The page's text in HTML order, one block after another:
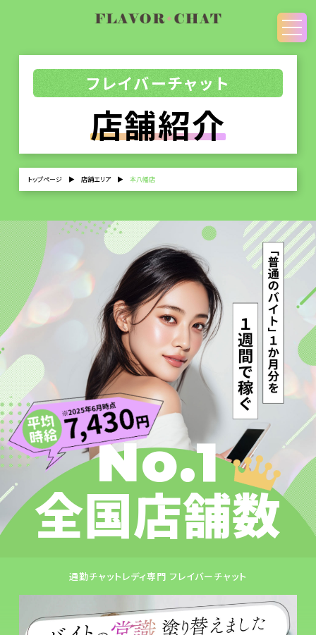
フレイバーチャット
店舗紹介
トップページ▶ 店舗エリア▶ 本八幡店
No.1
全国店舗数
通勤チャットレディ専門 フレイバーチャット